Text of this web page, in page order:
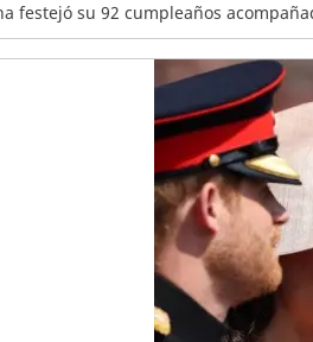
festejó su 92 cumpleaños